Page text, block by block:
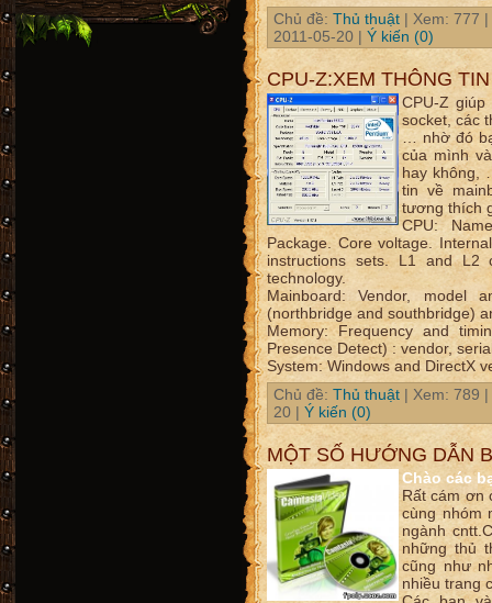
Chủ đề: Thủ thuật | Xem: 777
2011-05-20 | Ý kiến (0)
CPU-Z:XEM THÔNG
CPU-Z
socket, các
… nhờ đó
của mình
hay không,
tin về
tương thích
CPU:
Package. Core voltage.
instructions sets. L1 and L2
technology.
Mainboard: Vendor, model
(northbridge and southbridge)
Memory: Frequency and
Presence Detect) : vendor,
System: Windows and DirectX
Chủ đề: Thủ thuật | Xem: 789
20 | Ý kiến (0)
MỘT SỐ HƯỚNG DẪN
Chào các
Rất cám ơn
cùng nhóm
ngành
những thủ
cũng như
nhiều trang